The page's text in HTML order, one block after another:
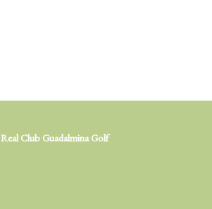
Real Club Guadalmina Golf